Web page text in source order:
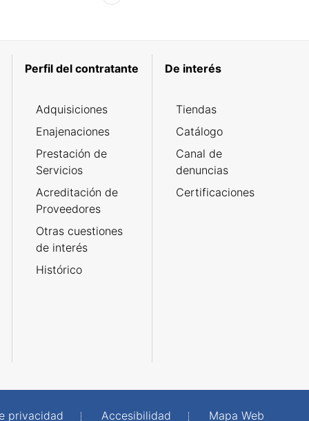
Perfil del contratante
Adquisiciones
Enajenaciones
Prestación de
Servicios
Acreditación de
Proveedores
Otras cuestiones
de interés
Histórico
De interés
Tiendas
Catálogo
Canal de
denuncias
Certificaciones
privacidad Accesibilidad Mapa Web